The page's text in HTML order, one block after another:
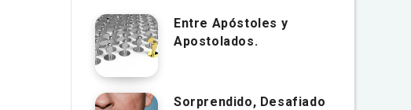
Entre Apóstoles y
Apostolados.
Sorprendido, Desafiado